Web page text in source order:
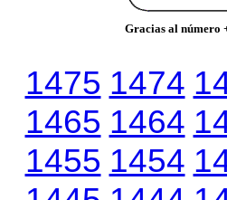
Gracias al número
1475 1474
1465 1464
1455 1454